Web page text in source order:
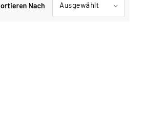
Nach Ausgewählt